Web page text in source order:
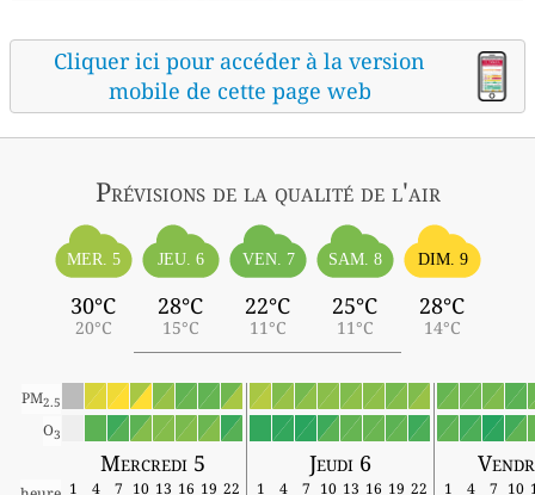
Cliquer ici pour accéder à la version
mobile de cette page web
Prévisionsde la qualité de l'air
MER. 5
30°C
20°C
JEU. 6
28°C
15°C
VEN. 7
22°C
11°C
SAM. 8
25°C
11°C
DIM. 9
28°C
14°C
PM2.5
O3
Mercredi 5 Jeudi 6
1 4 7 10 13 16 19 22 1 4 7 10 13 16 19 22 1 4 7 10